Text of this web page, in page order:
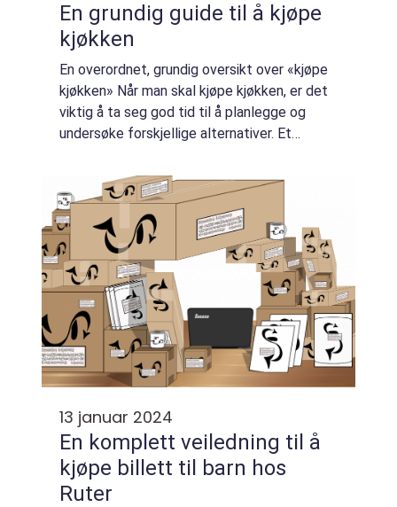
En grundig guide til å kjøpe
kjøkken
En overordnet, grundig oversikt over «kjøpe
kjøkken» Når man skal kjøpe kjøkken, er det
viktig å ta seg god tid til å planlegge og
undersøke forskjellige alternativer. Et
stor investering, så det...
13 januar 2024
En komplett veiledning til å
kjøpe billett til barn hos
Ruter